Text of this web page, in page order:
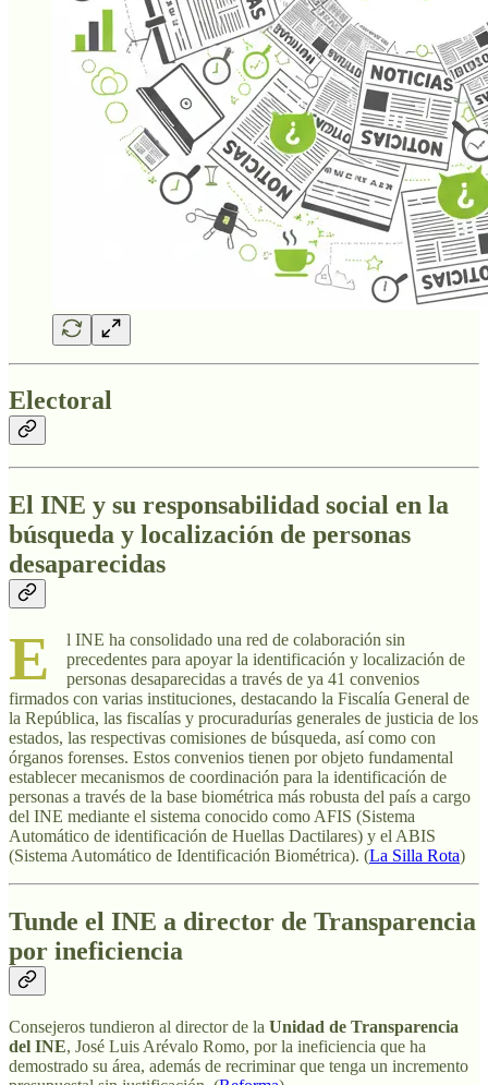
Electoral
El INE y su responsabilidad social en la
búsqueda y localización de personas
desaparecidas
E
l INE ha consolidado una red de colaboración sin
precedentes para apoyar la identificación y localización de
personas desaparecidas a través de ya 41 convenios
firmados con varias instituciones, destacando la Fiscalía General de
la República, las fiscalías y procuradurías generales de justicia de los
estados, las respectivas comisiones de búsqueda, así como con
órganos forenses. Estos convenios tienen por objeto fundamental
establecer mecanismos de coordinación para la identificación de
personas a través de la base biométrica más robusta del país a cargo
del INE mediante el sistema conocido como AFIS (Sistema
Automático de identificación de Huellas Dactilares) y el ABIS
(Sistema Automático de Identificación Biométrica). (La Silla Rota)
Tunde el INE a director de Transparencia
por ineficiencia
Consejeros tundieron al director de la Unidad de Transparencia
del INE, José Luis Arévalo Romo, por la ineficiencia que ha
demostrado su área, además de recriminar que tenga un incremento